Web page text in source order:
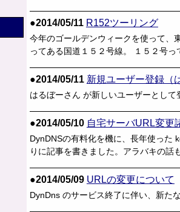
●2014/05/11 R152ツーリング
今年のゴールデンウィークを使って、
ってある国道１５２号線。 １５２号
●2014/05/11 新規ユーザー登録（
はるぼーさん が新しいユーザーとし
●2014/05/10 自宅サーバURL変更
DynDNSの有料化を機に、長年使った
りに記事を書きました。アラバキの話
●2014/05/09 URLの変更について
DynDns のサービス終了に伴い、新た